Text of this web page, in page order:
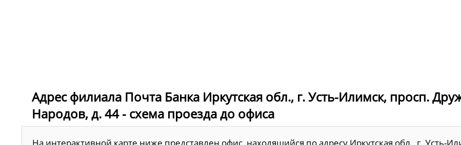
Адрес филиала Почта Банка Иркутская обл., г. Усть-Илимск, просп.
Народов, д. 44 - схема проезда до офиса